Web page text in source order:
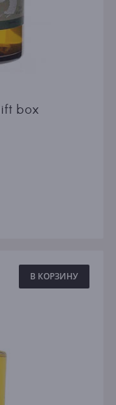
box
В КОРЗИНУ